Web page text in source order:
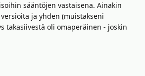
sääntöjen vastaisena. Ainakin
ja yhden (muistakseni
takasiivestä oli omaperäinen - joskin